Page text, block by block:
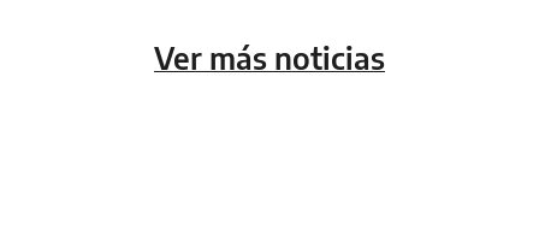
Ver más noticias